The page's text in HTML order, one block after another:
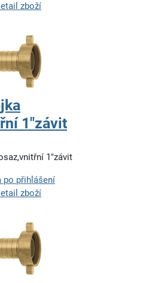
zboží
1"závit
1"závit
po přihlášení
zboží